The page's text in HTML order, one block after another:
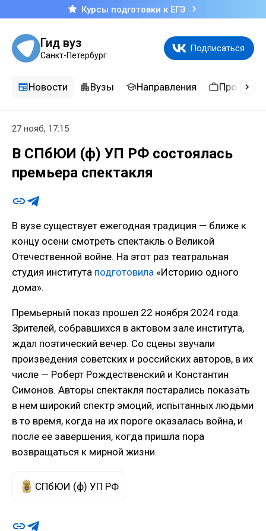
Курсы подготовки к ЕГЭ
Гид вуз
Санкт-Петербург
Подписаться
Новости Вузы Направления
27 нояб, 17:15
В СПбЮИ (ф) УП РФ состоялась
премьера спектакля
В вузе существует ежегодная традиция — ближе к
концу осени смотреть спектакль о Великой
Отечественной войне. На этот раз театральная
студия института подготовила «Историю одного
дома».
Премьерный показ прошел 22 ноября 2024 года.
Зрителей, собравшихся в актовом зале института,
ждал поэтический вечер. Со сцены звучали
произведения советских и российских авторов, в их
числе — Роберт Рождественский и Константин
Симонов. Авторы спектакля постарались показать
в нем широкий спектр эмоций, испытанных людьми
в то время, когда на их пороге оказалась война, и
после ее завершения, когда пришла пора
возвращаться к мирной жизни.
СПбЮИ (ф) УП РФ